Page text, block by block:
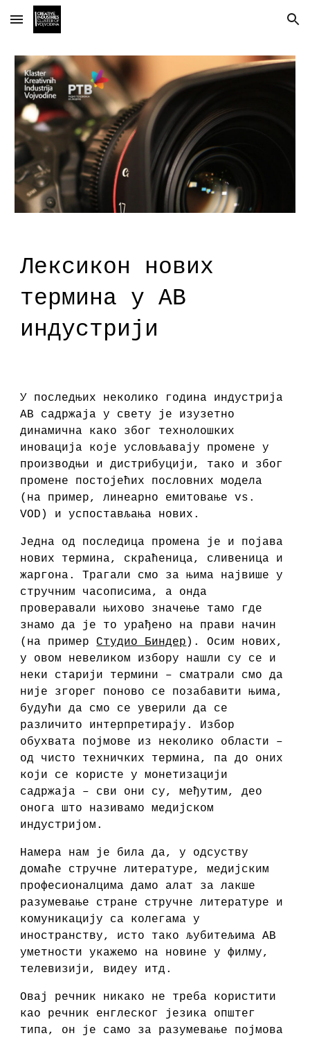
Skip to main content Skip to navigation
Лексикон нових
термина у АВ
индустрији
У последњих неколико година индустрија
АВ садржаја у свету је изузетно
динамична како због технолошких
иновација које условљавају промене у
производњи и дистрибуцији, тако и због
промене постојећих пословних модела
(на пример, линеарно емитовање vs.
VOD) и успостављања нових.
Једна од последица промена је и појава
нових термина, скраћеница, сливеница и
жаргона. Трагали смо за њима највише у
стручним часописима, а онда
проверавали њихово значење тамо где
знамо да је то урађено на прави начин
(на примерСтудио Биндер ). Осим нових,
у овом невеликом избору нашли су се и
неки старији термини – сматрали смо да
није згорег поново се позабавити њима,
будући да смо се уверили да се
различито интерпретирају. Избор
обухвата појмове из неколико области –
од чисто техничких термина, па до оних
који се користе у монетизацији
садржаја – сви они су, међутим, део
онога што називамо медијском
индустријом.
Намера нам је била да, у одсуству
домаће стручне литературе, медијским
професионалцима дамо алат за лакше
разумевање стране стручне литературе и
комуникацију са колегама у
иностранству, исто тако љубитељима АВ
уметности укажемо на новине у филму,
телевизији, видеу итд.
Овај речник никако не треба користити
као речник енглеског језика општег
типа, он је само за разумевање појмова